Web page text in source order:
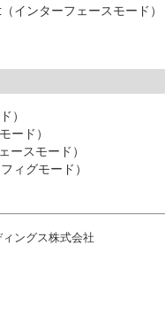
）
ード）
ースモード）
ィグモード）
ングス株式会社